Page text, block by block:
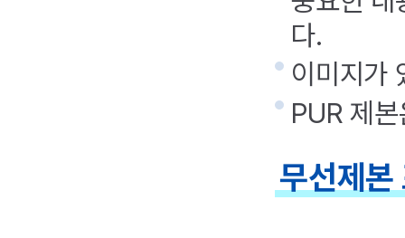
다.
이미지가
PUR 제
무선제